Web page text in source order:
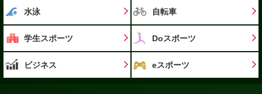
水泳 自転車
学生スポーツ Doスポーツ
ビジネス eスポーツ